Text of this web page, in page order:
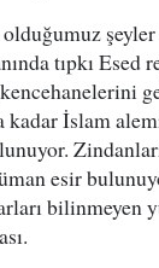
olduğumuz
tıpkı
kadar İslam
esir
bilinmeyen